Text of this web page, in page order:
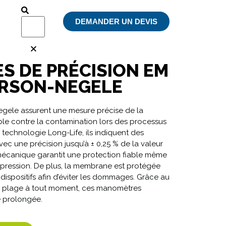
DEMANDER UN DEVIS
DE PRÉCISION EM
NEGELE
assurent une mesure précise de la
contre la contamination lors des processus
Long-Life, ils indiquent des
une précision jusqu’à ± 0,25 % de la valeur
garantit une protection fiable même
De plus, la membrane est protégée
afin d’éviter les dommages. Grâce au
à tout moment, ces manomètres
prolongée.